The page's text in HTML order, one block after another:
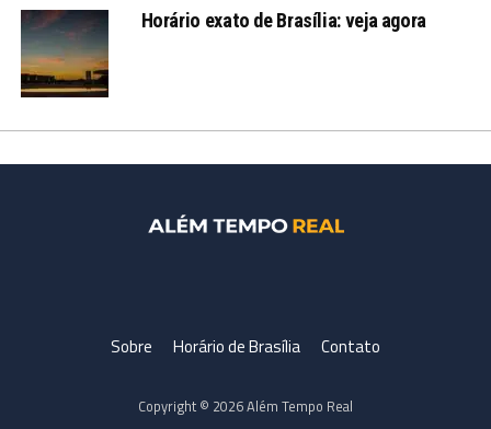
Horário exato de Brasília: veja agora
Sobre Horário de Brasília Contato
Copyright © 2026 Além Tempo Real